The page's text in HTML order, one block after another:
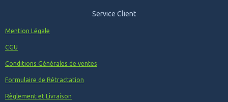
Service Client
Mention Légale
CGU
Conditions Générales de ventes
Formulaire de Rétractation
Règlement et Livraison